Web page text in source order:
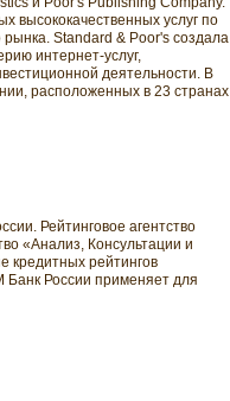
высококачественных услуг по
Standard & Poor's создала
интернет-услуг,
деятельности. В
расположенных в 23 странах
Рейтинговое агентство
«Анализ, Консультации и
кредитных рейтингов
Банк России применяет для